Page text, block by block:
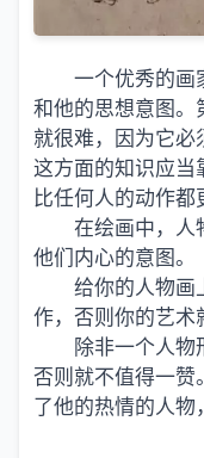
一个优秀的画
和他的思想意图。
就很难，因为它必
这方面的知识应当
比任何人的动作都
在绘画中，人
他们内心的意图。
给你的人物画
作，否则你的艺术
除非一个人物
否则就不值得一赞
了他的热情的人物